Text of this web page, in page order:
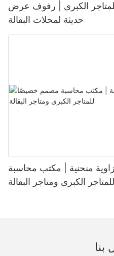
الكبرى | رفوف عرض
حديثة لمحلات البقالة
منحنية | مكتب محاسبة
الكبرى ومتاجر البقالة
بنا